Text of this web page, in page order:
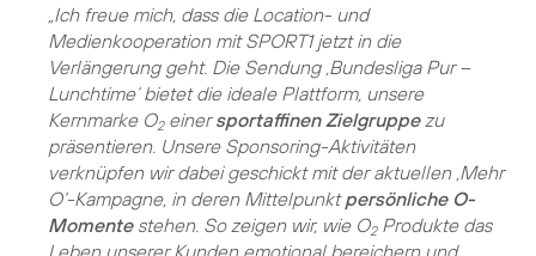
„Ich freue mich, dass die Location- und
Medienkooperation mit SPORT1 jetzt in die
Verlängerung geht. Die Sendung ‚Bundesliga Pur –
Lunchtime‘ bietet die ideale Plattform, unsere
Kernmarke O2einersportaffinen Zielgruppezu
präsentieren. Unsere Sponsoring-Aktivitäten
verknüpfen wir dabei geschickt mit der aktuellen ‚Mehr
O‘-Kampagne, in deren Mittelpunktpersönliche O-
Momentestehen. So zeigen wir, wie O2Produkte das
Leben unserer Kunden emotional bereichern und